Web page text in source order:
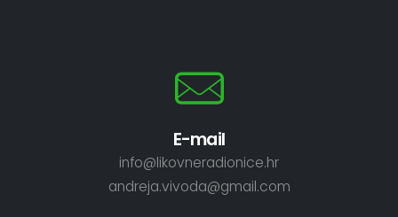
E-mail
info@likovneradionice.hr
andreja.vivoda@gmail.com